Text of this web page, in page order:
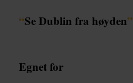
“Se Dublin fra høyden”
Egnet for